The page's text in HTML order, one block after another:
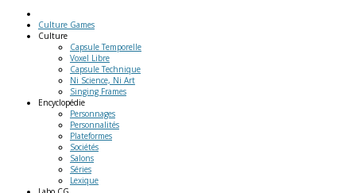
Culture Games
Culture
Capsule Temporelle
Voxel Libre
Capsule Technique
Ni Science, Ni Art
Singing Frames
Encyclopédie
Personnages
Personnalités
Plateformes
Sociétés
Salons
Séries
Lexique